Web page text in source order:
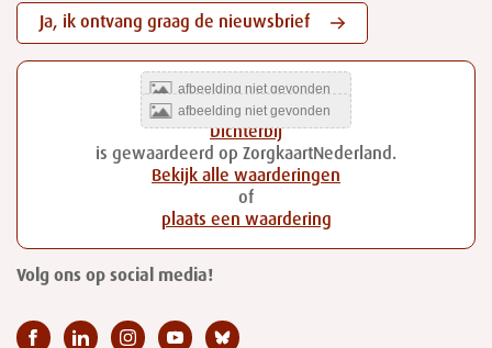
Ja, ik ontvang graag de nieuwsbrief
Dichterbij
is gewaardeerd op ZorgkaartNederland.
Bekijk alle waarderingen
of
plaats een waardering
Volg ons op social media!